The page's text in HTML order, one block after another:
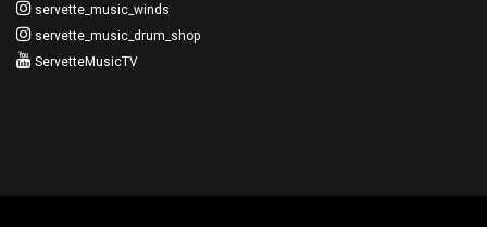
servette_music_winds
servette_music_drum_shop
ServetteMusicTV